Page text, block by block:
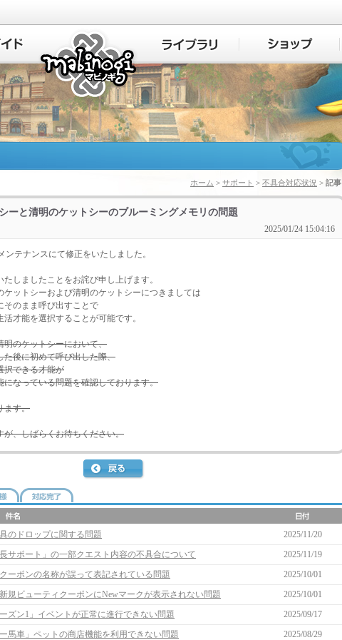
マビノギ
ホーム > サポート > 不具合対応状況 > 記事
ーと清明のケットシーのブルーミングメモリの問題
2025/01/24 15:04:16
ンテナンスにて修正をいたしました。
しましたことをお詫び申し上げます。
ケットシーおよび清明のケットシーにつきましては
そのまま呼び出すことで
才能を選択することが可能です。
明のケットシーにおいて、
た後に初めて呼び出した際、
択できる才能が
になっている問題を確認しております。
ます。
が、しばらくお待ちください。
のドロップに関する問題
2025/11/20
長サポート」の一部クエスト内容の不具合について
2025/11/19
ーポンの名称が誤って表記されている問題
2025/10/01
規ビューティクーポンにNewマークが表示されない問題
2025/10/01
ズン1」イベントが正常に進行できない問題
2025/09/17
ー馬車」ペットの商店機能を利用できない問題
2025/08/29